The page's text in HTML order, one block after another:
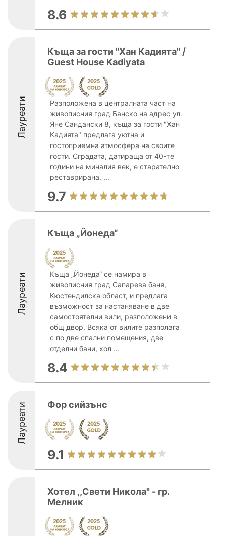
8.6
Лауреати
Къща за гости "Хан Кадията" /
Guest House Kadiyata
Разположена в централната част на
живописния град Банско на адрес ул.
Яне Сандански 8, къща за гости "Хан
Кадията" предлага уютна и
гостоприемна атмосфера на своите
гости. Сградата, датираща от 40-те
години на миналия век, е старателно
реставрирана, ...
9.7
Лауреати
Къща „Йонеда“
Къща „Йонеда“ се намира в
живописния град Сапарева баня,
Кюстендилска област, и предлага
възможност за настаняване в две
самостоятелни вили, разположени в
общ двор. Всяка от вилите разполага
с по две спални помещения, две
отделни бани, хол ...
8.4
Лауреати Фор сийзънс
9.1
Хотел ,,Свети Никола" - гр.
Мелник